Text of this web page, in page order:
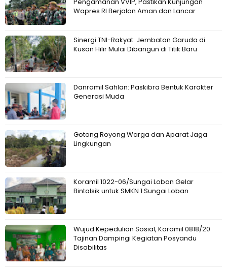
Wapres RI Berjalan Aman dan Lancar
Sinergi TNI-Rakyat: Jembatan Garuda di
Kusan Hilir Mulai Dibangun di Titik Baru
Danramil Sahlan: Paskibra Bentuk Karakter
Generasi Muda
Gotong Royong Warga dan Aparat Jaga
Lingkungan
Koramil 1022-06/Sungai Loban Gelar
Bintalsik untuk SMKN 1 Sungai Loban
Wujud Kepedulian Sosial, Koramil 0818/20
Tajinan Dampingi Kegiatan Posyandu
Disabilitas